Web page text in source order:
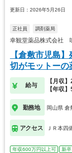
更新日：2026年5月26日
正社員 調剤薬局
幸観堂薬品株式会社
【倉敷市児島
切がモットーの
給与
【月収
【年収
勤務地 岡山県 倉
アクセス ＪＲ本四
年収600万円以上可 新